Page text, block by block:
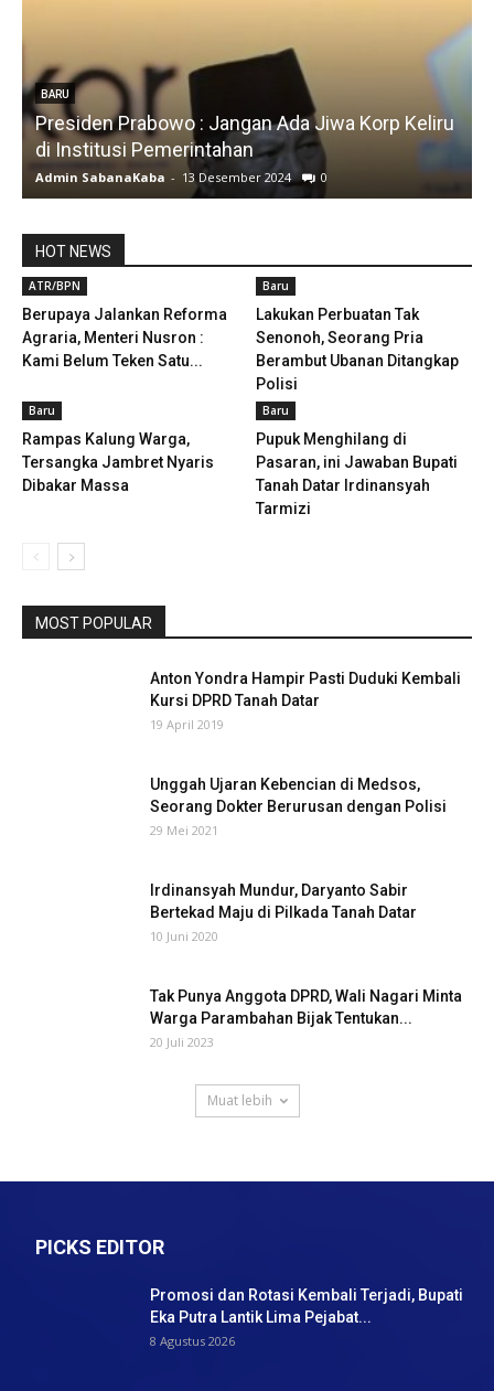
BARU
Presiden Prabowo : Jangan Ada Jiwa Korp Keliru
di Institusi Pemerintahan
Admin SabanaKaba - 13 Desember 2024 0
HOT NEWS
ATR/BPN
Berupaya Jalankan Reforma
Agraria, Menteri Nusron :
Kami Belum Teken Satu...
Baru
Lakukan Perbuatan Tak
Senonoh, Seorang Pria
Berambut Ubanan Ditangkap
Polisi
Baru
Rampas Kalung Warga,
Tersangka Jambret Nyaris
Dibakar Massa
Baru
Pupuk Menghilang di
Pasaran, ini Jawaban Bupati
Tanah Datar Irdinansyah
Tarmizi
MOST POPULAR
Anton Yondra Hampir Pasti Duduki Kembali
Kursi DPRD Tanah Datar
19 April 2019
Unggah Ujaran Kebencian di Medsos,
Seorang Dokter Berurusan dengan Polisi
29 Mei 2021
Irdinansyah Mundur, Daryanto Sabir
Bertekad Maju di Pilkada Tanah Datar
10 Juni 2020
Tak Punya Anggota DPRD, Wali Nagari Minta
Warga Parambahan Bijak Tentukan...
20 Juli 2023
Muat lebih
PICKS EDITOR
Promosi dan Rotasi Kembali Terjadi, Bupati
Eka Putra Lantik Lima Pejabat...
8 Agustus 2026